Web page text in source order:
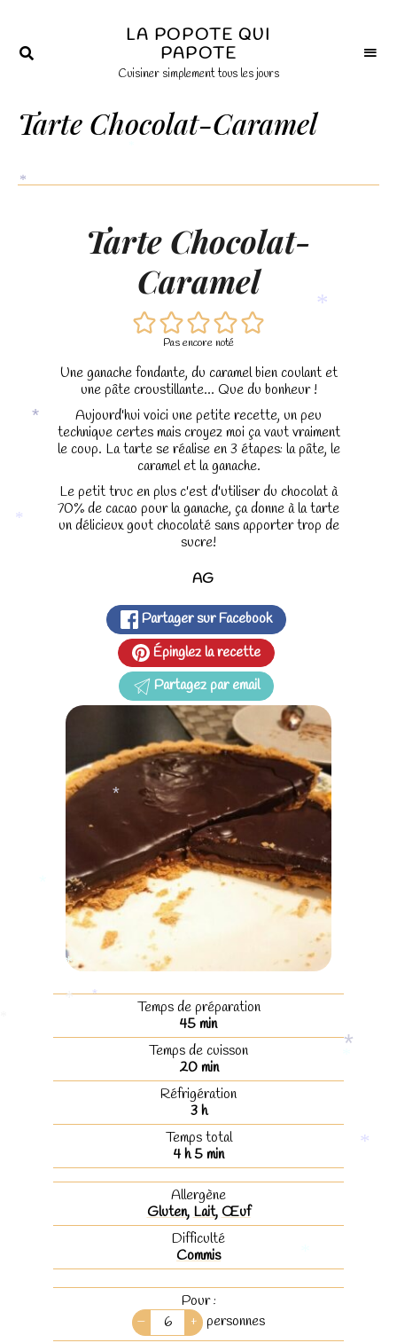
LA POPOTE QUI
PAPOTE
Cuisiner simplement tous les jours
Tarte Chocolat-Caramel
Tarte Chocolat-
Caramel
Pas encore noté
Une ganache fondante, du caramel bien coulant et
une pâte croustillante... Que du bonheur !
Aujourd'hui voici une petite recette, un peu
technique certes mais croyez moi ça vaut vraiment
le coup. La tarte se réalise en 3 étapes: la pâte, le
caramel et la ganache.
Le petit truc en plus c'est d'utiliser du chocolat à
70% de cacao pour la ganache, ça donne à la tarte
un délicieux gout chocolaté sans apporter trop de
sucre!
AG
Partager sur Facebook
Épinglez la recette
Partagez par email
Temps de préparation
45min
Temps de cuisson
20 min
Réfrigération
3 h
Temps total
4 h 5 min
Allergène
Gluten, Lait,Œuf
Difficulté
Commis
Pour :
–
+ personnes
*